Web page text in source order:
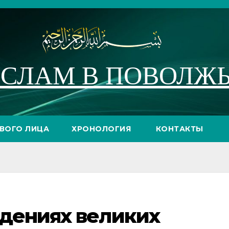
В
ЛИЦА ХРОНОЛОГИЯ КОНТАКТЫ
великих